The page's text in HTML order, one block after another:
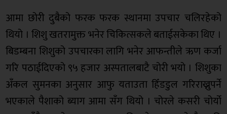
आमा छोरी दुबैको फरक फरक स्थानमा उपचार चलिरहेको
थियो । शिशु खतरामुक्त भनेर चिकित्सकले बताईसकेका थिए ।
बिडम्बना शिशुको उपचारका लागि भनेर आफन्तीले ऋण कर्जा
गरि पठाईदिएको ९५ हजार अस्पतालबाटै चोरी भयो । शिशुका
अँकल सुमनका अनुसार आफु यताउता हिँडडुल गरिराख्नुपर्ने
भएकाले पैशाको ब्याग आमा सँग थियो । चोरले कसरी चोर्यो